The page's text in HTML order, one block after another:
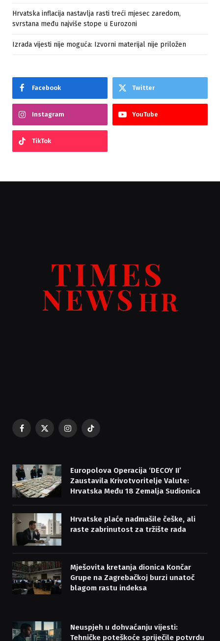
Hrvatska inflacija nastavlja rasti treći mjesec zaredom,
svrstana među najviše stope u Eurozoni
Izrada vijesti nije moguća: Izvorni materijal nije priložen
Facebook Twitter
Instagram YouTube
TikTok
Facebook
X
Instagram
TikTok
Europolova Operacija ‘DECOY II’
Zaustavila Krivotvoritelje Valute:
Hrvatska Među 18 Zemalja Sudionica
Hrvatske plaće nadmašile češke, ali
raste zabrinutost za tržište rada
Mješovita kretanja dionica Končar
Grupe na Zagrebačkoj burzi unatoč
blagom rastu indeksa
Neuspjeh u dohvaćanju vijesti:
Tehničke poteškoće spriječile potvrdu